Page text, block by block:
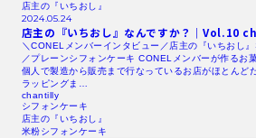
店主の『いちおし』
2024.05.24
店主の『いちおし』なんですか？｜Vol.10
＼CONELメンバーインタビュー／店主の『いちおし
／プレーンシフォンケーキ CONELメンバーが作るお
個人で製造から販売まで行なっているお店がほとんど
ラッピングま…
chantilly
シフォンケーキ
店主の『いちおし』
米粉シフォンケーキ